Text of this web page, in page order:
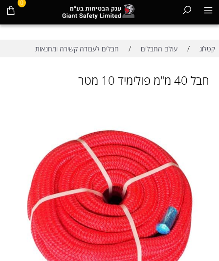
0
קטלוג / עולם החבלים / חבלים לעבודה קשירה ומחנאות
חבל 40 מ"מ פולימיד 10 מטר